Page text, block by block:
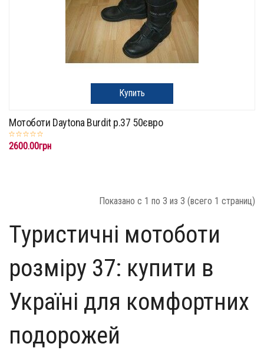
Купить
Мотоботи Daytona Burdit p.37 50євро
2600.00грн
Показано с 1 по 3 из 3 (всего 1 страниц)
Туристичні мотоботи
розміру 37: купити в
Україні для комфортних
подорожей